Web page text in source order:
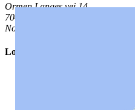
Ormen Langes vei 14
7041 Trondheim
Norge
Lokasjon